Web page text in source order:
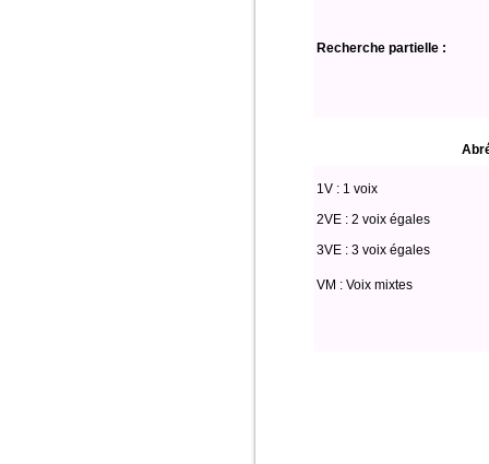
Recherche partielle :
1V : 1 voix
2VE : 2 voix égales
3VE : 3 voix égales
VM : Voix mixtes